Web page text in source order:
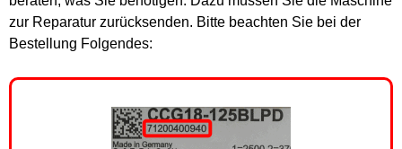
zur Reparatur zurücksenden. Bitte beachten Sie bei der
Bestellung Folgendes: